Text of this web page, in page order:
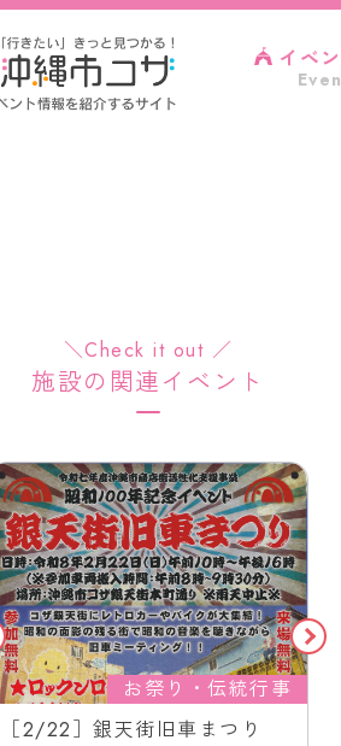
イベ
＼Check it out ／
施設の関連イベント
お祭り・伝統行事
［2/22］銀天街旧車まつり